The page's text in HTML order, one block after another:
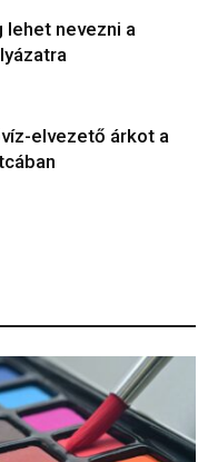
lehet nevezni a
elvezető árkot a